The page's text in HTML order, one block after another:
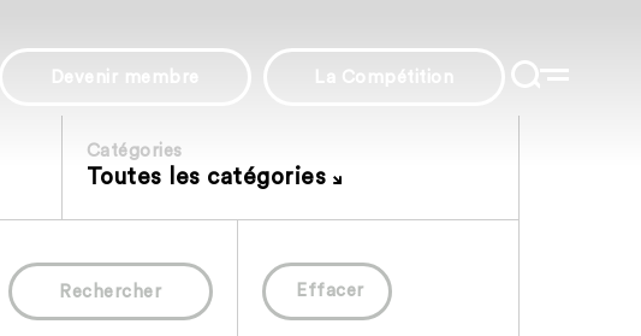
Devenir membre La Compétition
Catégories
Toutes les catégories
Rechercher Effacer